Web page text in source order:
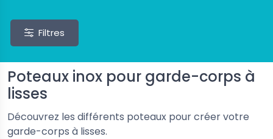
Filtres
Poteaux inox pour garde-corps à
lisses
Découvrez les différents poteaux pour créer votre
garde-corps à lisses.